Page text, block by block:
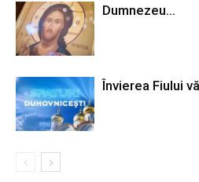
Dumnezeu…
Învierea Fiului